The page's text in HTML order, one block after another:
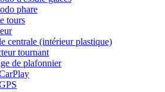
phare
tours
centrale (intérieur plastique)
tournant
de plafonnier